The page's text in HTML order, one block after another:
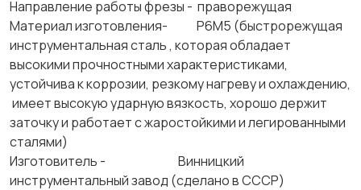
Направление работы фрезы - праворежущая
Материал изготовления- Р6М5 (быстрорежущая
инструментальная сталь , которая обладает
высокими прочностными характеристиками,
устойчива к коррозии, резкому нагреву и охлаждению,
имеет высокую ударную вязкость, хорошо держит
заточку и работает с жаростойкими и легированными
сталями)
Изготовитель - Винницкий
инструментальный завод (сделано в СССР)